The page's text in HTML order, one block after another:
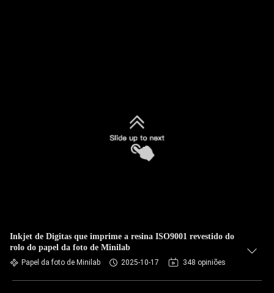
Inkjet de Digitas que imprime a resina ISO9001 revestido do
rolo do papel da foto de Minilab
Papel da foto de Minilab 2025-10-17 348 opiniões